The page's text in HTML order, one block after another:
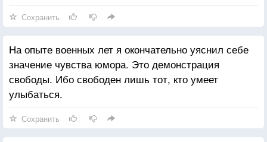
Сохранить
На опыте военных лет я окончательно уяснил себе
значение чувства юмора. Это демонстрация
свободы. Ибо свободен лишь тот, кто умеет
улыбаться.
Сохранить